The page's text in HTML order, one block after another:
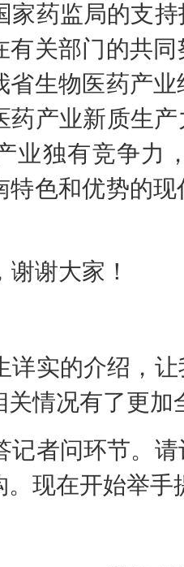
家药监局的支
有关部门的共
省生物医药产
药产业新质生
业独有竞争力
特色和优势的
谢大家！
详实的介绍，
情况有了更加
记者问环节。
。现在开始举手